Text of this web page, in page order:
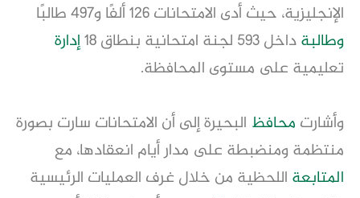
الإنجليزية، حيث أدى الامتحانات 126 ألفًا و497 طالبًا
وطالبة داخل 593 لجنة امتحانية بنطاق 18
إدارة
تعليمية على مستوى المحافظة.
وأشارت محافظ
منتظمة ومنضبطة على مدار أيام انعقادها، مع
المتابعة